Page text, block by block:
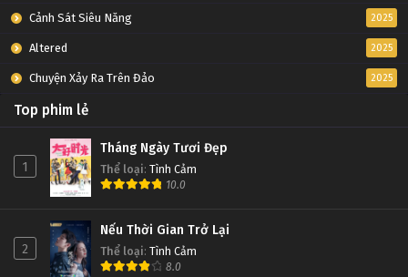
Cảnh Sát Siêu Năng 2025
Altered 2025
Chuyện Xảy Ra Trên Đảo 2025
Top phim lẻ
1
Tháng Ngày Tươi Đẹp
Thể loại: Tình Cảm
10.0
2
Nếu Thời Gian Trở Lại
Thể loại: Tình Cảm
8.0